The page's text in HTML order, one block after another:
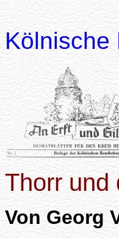
Kölnische
Thorr und
Von Georg